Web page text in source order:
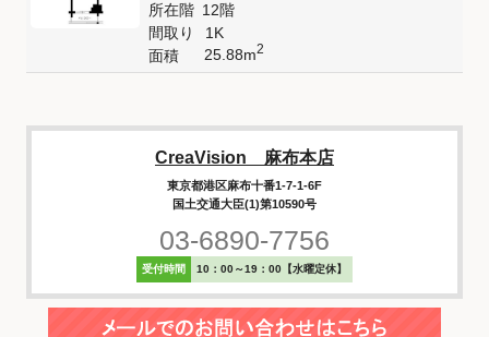
所在階 12階
間取り
1K
面積
25.88m2
CreaVision 麻布本店
東京都港区麻布十番1-7-1-6F
国土交通大臣(1)第10590号
03-6890-7756
受付時間 10：00～19：00【水曜定休】